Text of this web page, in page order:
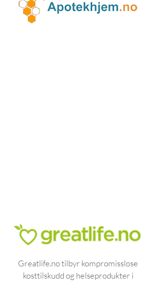
Greatlife.no tilbyr kompromissløse
kosttilskudd og helseprodukter i